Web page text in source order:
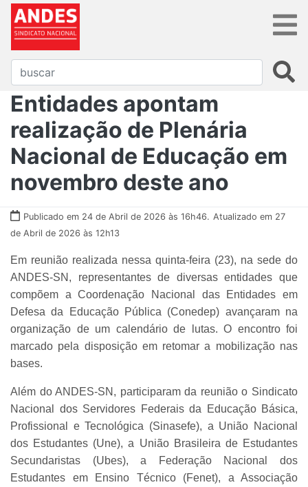
Entidades apontam
realização de Plenária
Nacional de Educação em
novembro deste ano
Publicado em 24 de Abril de 2026 às 16h46. Atualizado em 27
de Abril de 2026 às 12h13
Em reunião realizada nessa quinta-feira (23), na sede do
ANDES-SN, representantes de diversas entidades que
compõem a Coordenação Nacional das Entidades em
Defesa da Educação Pública (Conedep) avançaram na
organização de um calendário de lutas. O encontro foi
marcado pela disposição em retomar a mobilização nas
bases.
Além do ANDES-SN, participaram da reunião o Sindicato
Nacional dos Servidores Federais da Educação Básica,
Profissional e Tecnológica (Sinasefe), a União Nacional
dos Estudantes (Une), a União Brasileira de Estudantes
Secundaristas (Ubes), a Federação Nacional dos
Estudantes em Ensino Técnico (Fenet), a Associação